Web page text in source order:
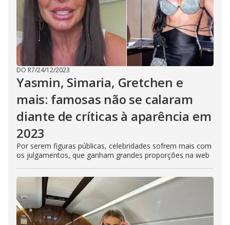
DO R7/24/12/2023
Yasmin, Simaria, Gretchen e
mais: famosas não se calaram
diante de críticas à aparência em
2023
Por serem figuras públicas, celebridades sofrem mais com
os julgamentos, que ganham grandes proporções na web